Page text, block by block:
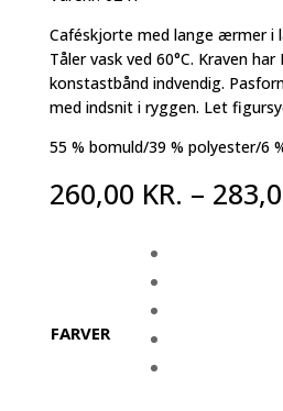
Caféskjorte med lange ærmer i
Tåler vask ved 60°C. Kraven
konstastbånd indvendig.
med indsnit i ryggen. Let
55 % bomuld/39 % polyester/6
260,00 KR. –
FARVER